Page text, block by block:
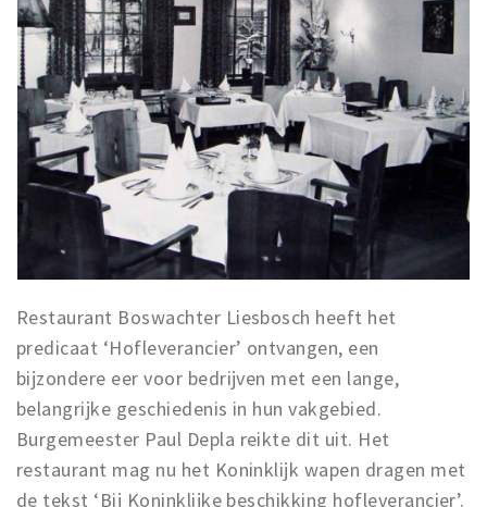
Restaurant Boswachter Liesbosch heeft het
predicaat ‘Hofleverancier’ ontvangen, een
bijzondere eer voor bedrijven met een lange,
belangrijke geschiedenis in hun vakgebied.
Burgemeester Paul Depla reikte dit uit. Het
restaurant mag nu het Koninklijk wapen dragen met
de tekst ‘Bij Koninklijke beschikking hofleverancier’.